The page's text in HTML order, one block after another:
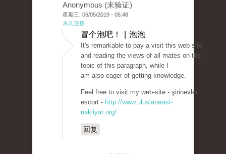
Anonymous (未验证)
星期三, 06/05/2019 - 05:48
永久连接
冒个泡吧！ | 泡泡
It's remarkable to pay a visit this web site
and reading the views of all mates on the
topic of this paragraph, while I
am also eager of getting knowledge.
Feel free to visit my web-site - şirinevler
escort - http://www.uluslararasi-
nakliyat.org/
回复